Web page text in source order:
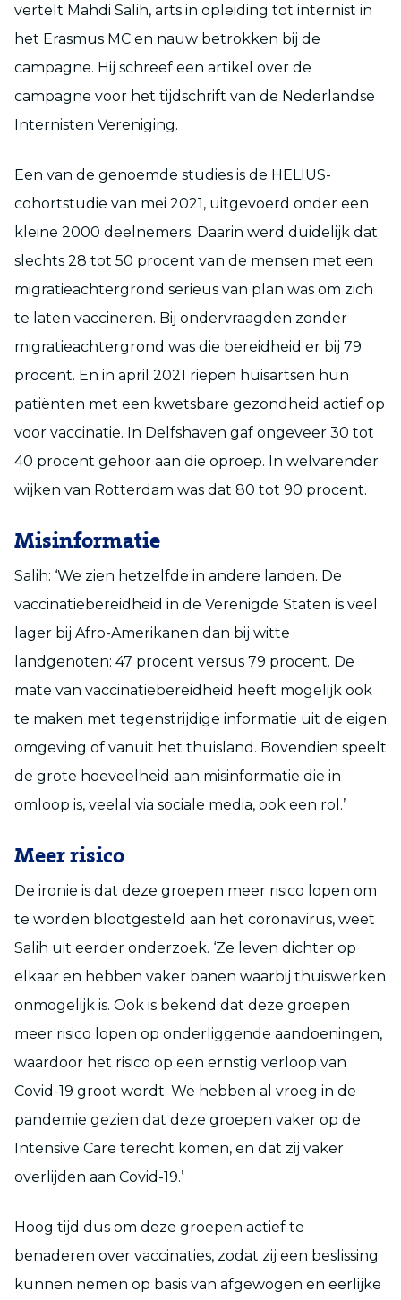
vertelt Mahdi Salih, arts in opleiding tot internist in
het Erasmus MC en nauw betrokken bij de
campagne. Hij schreef een artikel over de
campagne voor het tijdschrift van de Nederlandse
Internisten Vereniging.
Een van de genoemde studies is de HELIUS-
cohortstudie van mei 2021, uitgevoerd onder een
kleine 2000 deelnemers. Daarin werd duidelijk dat
slechts 28 tot 50 procent van de mensen met een
migratieachtergrond serieus van plan was om zich
te laten vaccineren. Bij ondervraagden zonder
migratieachtergrond was die bereidheid er bij 79
procent. En in april 2021 riepen huisartsen hun
patiënten met een kwetsbare gezondheid actief op
voor vaccinatie. In Delfshaven gaf ongeveer 30 tot
40 procent gehoor aan die oproep. In welvarender
wijken van Rotterdam was dat 80 tot 90 procent.
Misinformatie
Salih: ‘We zien hetzelfde in andere landen. De
vaccinatiebereidheid in de Verenigde Staten is veel
lager bij Afro-Amerikanen dan bij witte
landgenoten: 47 procent versus 79 procent. De
mate van vaccinatiebereidheid heeft mogelijk ook
te maken met tegenstrijdige informatie uit de eigen
omgeving of vanuit het thuisland. Bovendien speelt
de grote hoeveelheid aan misinformatie die in
omloop is, veelal via sociale media, ook een rol.’
Meer risico
De ironie is dat deze groepen meer risico lopen om
te worden blootgesteld aan het coronavirus, weet
Salih uit eerder onderzoek. ‘Ze leven dichter op
elkaar en hebben vaker banen waarbij thuiswerken
onmogelijk is. Ook is bekend dat deze groepen
meer risico lopen op onderliggende aandoeningen,
waardoor het risico op een ernstig verloop van
Covid-19 groot wordt. We hebben al vroeg in de
pandemie gezien dat deze groepen vaker op de
Intensive Care terecht komen, en dat zij vaker
overlijden aan Covid-19.’
Hoog tijd dus om deze groepen actief te
benaderen over vaccinaties, zodat zij een beslissing
kunnen nemen op basis van afgewogen en eerlijke